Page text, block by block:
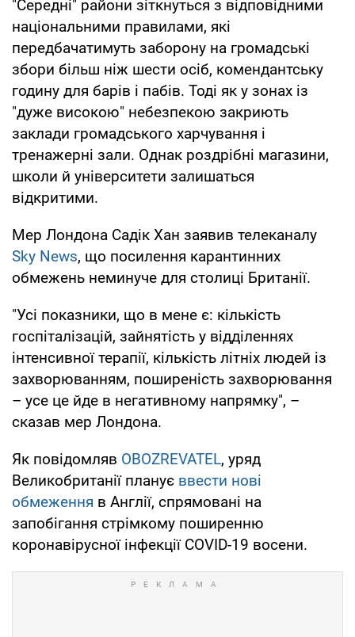
"Середні" райони зіткнуться з відповідними
національними правилами, які
передбачатимуть заборону на громадські
збори більш ніж шести осіб, комендантську
годину для барів і пабів. Тоді як у зонах із
"дуже високою" небезпекою закриють
заклади громадського харчування і
тренажерні зали. Однак роздрібні магазини,
школи й університети залишаться
відкритими.
Мер Лондона Садік Хан заявив телеканалу
Sky News, що посилення карантинних
обмежень неминуче для столиці Британії.
"Усі показники, що в мене є: кількість
госпіталізацій, зайнятість у відділеннях
інтенсивної терапії, кількість літніх людей із
захворюванням, поширеність захворювання
– усе це йде в негативному напрямку", –
сказав мер Лондона.
Як повідомляв OBOZREVATEL, уряд
Великобританії планує ввести нові
обмеження в Англії, спрямовані на
запобігання стрімкому поширенню
коронавірусної інфекції COVID-19 восени.